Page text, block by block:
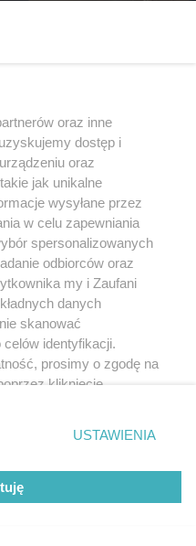
oraz inne
dostęp i
oraz
jak unikalne
wysyłane przez
w celu zapewniania
spersonalizowanych
odbiorców oraz
my i Zaufani
danych
skanować
identyfikacji.
prosimy o zgodę na
kliknięcie
ustawień prywatności
rogu strony
wymagają zgody
się takiemu
miały zastosowanie tylko
USTAWIENIA